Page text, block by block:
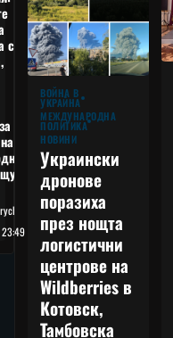
ВОЙНА В
УКРАЙНА
МЕЖДУНАРОДНА
ПОЛИТИКА
НОВИНИ
Украински
дронове
поразиха
през нощта
логистични
центрове на
Wildberries в
Котовск,
Тамбовска